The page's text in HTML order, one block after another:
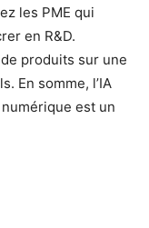
les PME qui
en R&D.
produits sur une
En somme, l’IA
est un